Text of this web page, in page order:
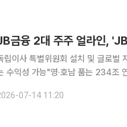
금융 2대 주주 얼라인,
립이사 특별위원회 설치 및 글로
수익성 가능"영·호남 품는 234조 연합지주
JB금융지주와 BNK금융지주의 합
07-14 11:20